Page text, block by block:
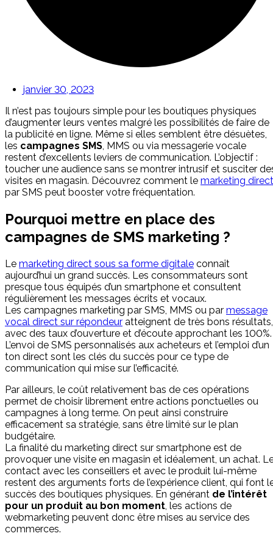
janvier 30, 2023
Il n’est pas toujours simple pour les boutiques physiques
d’augmenter leurs ventes malgré les possibilités de faire de
la publicité en ligne. Même si elles semblent être désuètes,
les campagnes SMS, MMS ou via messagerie vocale
restent d’excellents leviers de communication. L’objectif :
toucher une audience sans se montrer intrusif et susciter
visites en magasin. Découvrez comment le marketing direct
par SMS peut booster votre fréquentation.
Pourquoi mettre en place des
campagnes de SMS marketing ?
Le marketing direct sous sa forme digitale connaît
aujourd’hui un grand succès. Les consommateurs sont
presque tous équipés d’un smartphone et consultent
régulièrement les messages écrits et vocaux.
Les campagnes marketing par SMS, MMS ou par message
vocal direct sur répondeur atteignent de très bons résultats,
avec des taux d’ouverture et d’écoute approchant les 100%.
L’envoi de SMS personnalisés aux acheteurs et l’emploi d’un
ton direct sont les clés du succès pour ce type de
communication qui mise sur l’efficacité.
Par ailleurs, le coût relativement bas de ces opérations
permet de choisir librement entre actions ponctuelles ou
campagnes à long terme. On peut ainsi construire
efficacement sa stratégie, sans être limité sur le plan
budgétaire.
La finalité du marketing direct sur smartphone est de
provoquer une visite en magasin et idéalement, un achat.
contact avec les conseillers et avec le produit lui-même
restent des arguments forts de l’expérience client, qui font
succès des boutiques physiques. En générant de l’intérêt
pour un produit au bon moment, les actions de
webmarketing peuvent donc être mises au service des
commerces.